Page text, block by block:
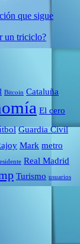
que sigue
un triciclo?
Bitcoin Cataluña
El cero
Guardia Civil
Mark metro
Real Madrid
Turismo usuarios